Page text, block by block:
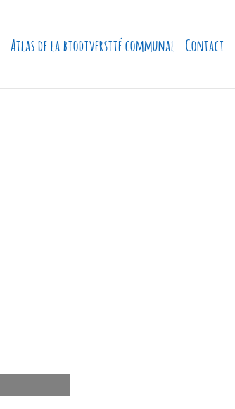
Atlas de la biodiversité communal Contact